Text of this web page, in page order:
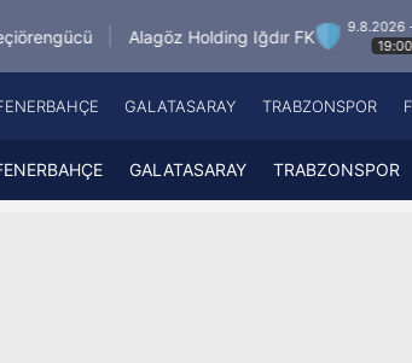
Holding Iğdır FK
9.8.2026 - Paz
19:00
GALATASARAY TRABZONSPOR
GALATASARAY TRABZONSPOR